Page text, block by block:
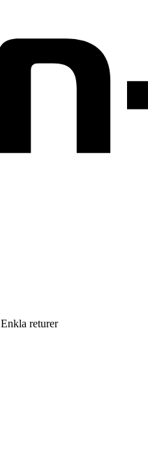
Enkla returer